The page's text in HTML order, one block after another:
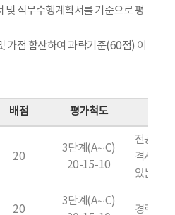
및 직무수행계획서를 기준으로 평
가점 합산하여 과락기준(60점) 이
배점 평가척도
20
3단계(A∼C)
20-15-10
전공(어
격사항,
있는 사
20
3단계(A∼C)
경력사